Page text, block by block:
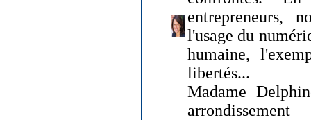
entrepreneurs,
l'usage du
humaine,
libertés...
Madame
arrondissement